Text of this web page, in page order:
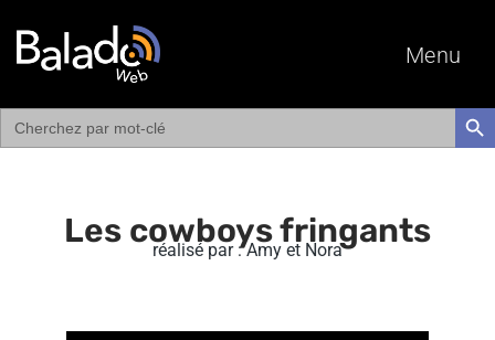
Menu
Search
for:
Les cowboys fringants
réalisé par : Amy et Nora